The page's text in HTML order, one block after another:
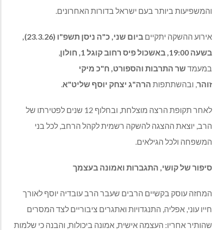
והמשפיעות ביותר בעם ישראל בדורות האחרונים.
אירוע ההשקה יתקיים
ביום שני, כ"ה ניסן תשפ"ו (23.3.26),
בשעה 19:00, באשכול פיס רחוב קוגל 1, חולון
,
במעמדשר התרבות והספורט, ח"כ מיקי
זוהר, ובהשתתפות הרה"ג יצחק יוסף שליט"א.
לאחר תקופת הרצה מוצלחת, ובחלוף 12 שנים לפטירתו של
הרב, יוצאת ההצגה להשקה רשמית לקהל הרחב, לכל בני
המשפחה ולכל הגילאים.
סיפור של קושי, התגברות ואמונה בעצמך
המחזה עוסק בקשיים הרבים שעבר הרב עובדיה יוסף לאורך
חייו עוני, אפליה, התנגדויות ואתגרים ציבוריים לצד המסרים
שהותיר אחריו: העצמה אישית, אמונה ביכולות, והבנה כי שלמות